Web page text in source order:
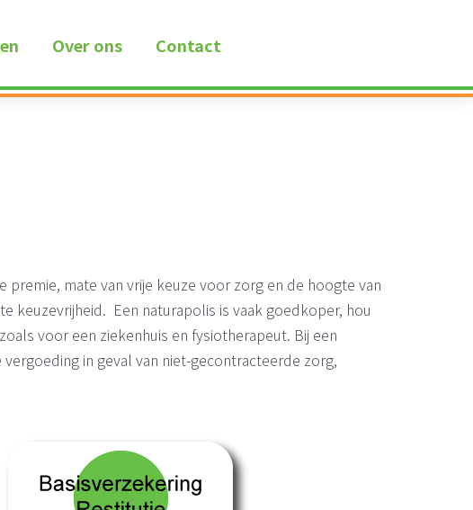
Over ons Contact
mate van vrije keuze voor zorg en de hoogte van
keuzevrijheid. Een naturapolis is vaak goedkoper, hou
voor een ziekenhuis en fysiotherapeut. Bij een
in geval van niet-gecontracteerde zorg,